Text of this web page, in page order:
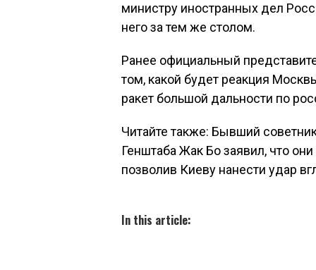
министру иностранных дел
него за тем же столом.
Ранее официальный
том, какой будет реакция
ракет большой дальности по
Читайте также: Бывший
Генштаба Жак Бо заявил, что
позволив Киеву нанести удар
In this article: